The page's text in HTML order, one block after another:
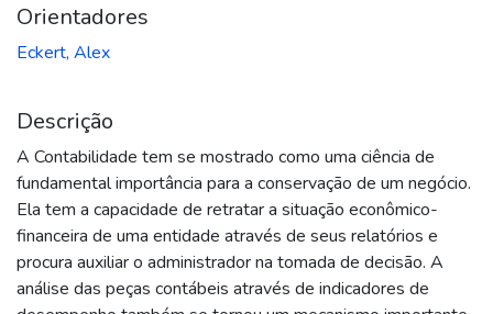
Orientadores
Eckert, Alex
Descrição
A Contabilidade tem se mostrado como uma ciência de
fundamental importância para a conservação de um negócio.
Ela tem a capacidade de retratar a situação econômico-
financeira de uma entidade através de seus relatórios e
procura auxiliar o administrador na tomada de decisão. A
análise das peças contábeis através de indicadores de